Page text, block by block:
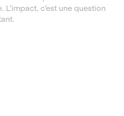
c’est une question